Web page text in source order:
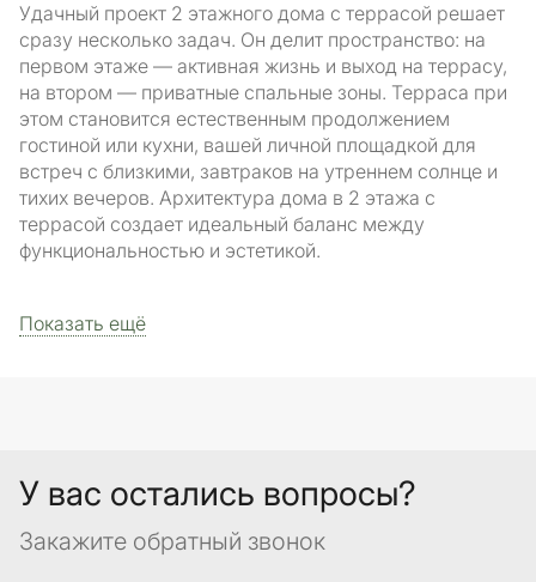
Удачный проект 2 этажного дома с террасой решает
сразу несколько задач. Он делит пространство: на
первом этаже — активная жизнь и выход на террасу,
на втором — приватные спальные зоны. Терраса при
этом становится естественным продолжением
гостиной или кухни, вашей личной площадкой для
встреч с близкими, завтраков на утреннем солнце и
тихих вечеров. Архитектура дома в 2 этажа с
террасой создает идеальный баланс между
функциональностью и эстетикой.
Показать ещё
У вас остались вопросы?
Закажите обратный звонок